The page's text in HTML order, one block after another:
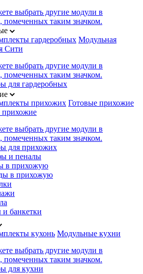
выбрать другие модули в
помеченных таким значком.
гардеробных Модульная
Сити
выбрать другие модули в
помеченных таким значком.
для гардеробных
прихожих Готовые прихожие
выбрать другие модули в
помеченных таким значком.
для прихожих
и пеналы
в прихожую
в прихожую
банкетки
кухонь Модульные кухни
выбрать другие модули в
помеченных таким значком.
для кухни